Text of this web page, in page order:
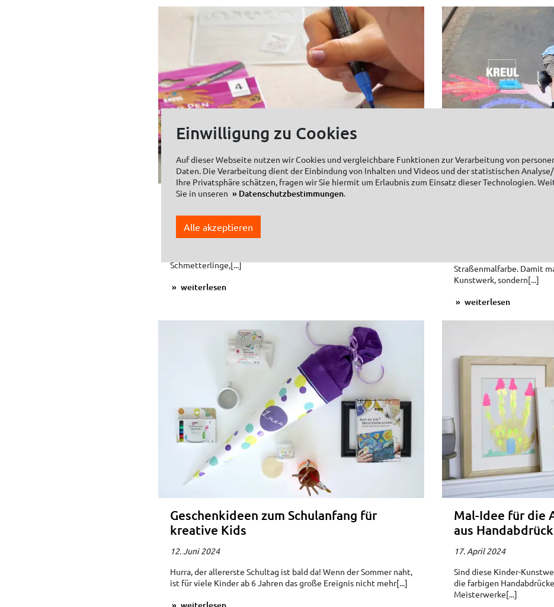
Fünf Fragen zu KREUL Tattoo Pen
12. September 2024
Schmetterlinge,[...]
weiterlesen
Street-Art-
Kunterbunter
Straßenmalfarbe. Damit
Kunstwerk, sondern[...]
weiterlesen
Geschenkideen zum Schulanfang für
kreative Kids
12. Juni 2024
Hurra, der allererste Schultag ist bald da! Wenn der Sommer naht,
ist für viele Kinder ab 6 Jahren das große Ereignis nicht mehr[...]
Mal-Idee für die
aus
17. April 2024
Sind diese Kinder-
die farbigen
Meisterwerke[...]
Einwilligung zu Cookies
Auf dieser Webseite nutzen wir Cookies und vergleichbare Funktionen zur Verarbeitung von
Daten. Die Verarbeitung dient der Einbindung von Inhalten und Videos und der statistischen
Ihre Privatsphäre schätzen, fragen wir Sie hiermit um Erlaubnis zum Einsatz dieser Technologien.
Sie in unseren
Datenschutzbestimmungen.
Alle akzeptieren